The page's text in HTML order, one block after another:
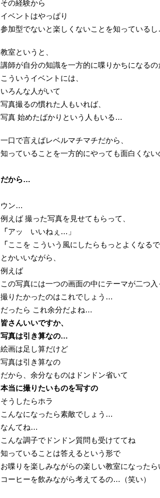
その経験から
イベントはやっぱり
参加型でないと楽しくないことを知っている
教室というと、
講師が自分の知識を一方的に喋りかちになるの
こういうイベントには、
いろんな人がいて
写真撮るの慣れた人もいれば、
写真 始めたばかりという人もいる…
一口で言えばレベルマチマチだから、
知っていることを一方的にやっても面白くない
だから…
ウン…
例えば 撮った写真を見せてもらって、
「アッ いいねぇ…」
「ここを こういう風にしたらもっとよくなるで
とかいいながら、
例えば
この写真には一つの画面の中にテーマが二つ
撮りたかったのはこれでしょう…
だったら これ余分だよね…
皆さんいいですか、
写真は引き算なの…
絵画は足し算だけど
写真は引き算なの
だから、余分なものはドンドン省いて
本当に撮りたいものを写すの
そうしたらホラ
こんなになったら素敵でしょう…
なんてね…
こんな調子でドンドン質問も受けててね
知っていることは答えるという形で
お喋りを楽しみながらの楽しい教室になったら
コーヒーを飲みながら考えてるの…（笑い）